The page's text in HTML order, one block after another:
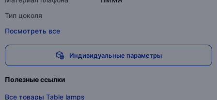
Тип цоколя
Посмотреть все
Индивидуальные параметры
Полезные ссылки
Все товары Table lamps